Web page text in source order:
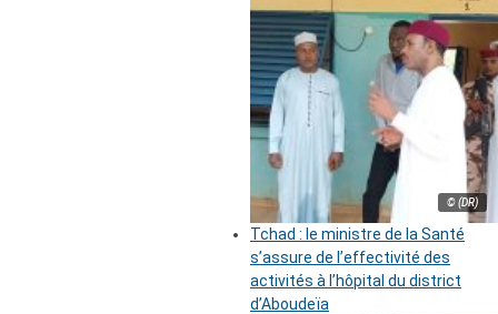
© (DR)
Tchad : le ministre de la Santé
s’assure de l’effectivité des
activités à l’hôpital du district
d’Aboudeïa